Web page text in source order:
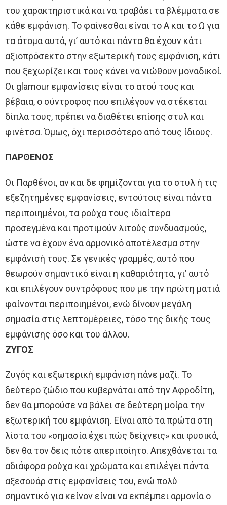
του χαρακτηριστικά και να τραβάει τα βλέμματα σε
κάθε εμφάνιση. Το φαίνεσθαι είναι το Α και το Ω για
τα άτομα αυτά, γι’ αυτό και πάντα θα έχουν κάτι
αξιοπρόσεκτο στην εξωτερική τους εμφάνιση, κάτι
που ξεχωρίζει και τους κάνει να νιώθουν μοναδικοί.
Οι glamour εμφανίσεις είναι το ατού τους και
βέβαια, ο σύντροφος που επιλέγουν να στέκεται
δίπλα τους, πρέπει να διαθέτει επίσης στυλ και
φινέτσα. Όμως, όχι περισσότερο από τους ίδιους.
ΠΑΡΘΕΝΟΣ
Οι Παρθένοι, αν και δε φημίζονται για το στυλ ή τις
εξεζητημένες εμφανίσεις, εντούτοις είναι πάντα
περιποιημένοι, τα ρούχα τους ιδιαίτερα
προσεγμένα και προτιμούν λιτούς συνδυασμούς,
ώστε να έχουν ένα αρμονικό αποτέλεσμα στην
εμφάνισή τους. Σε γενικές γραμμές, αυτό που
θεωρούν σημαντικό είναι η καθαριότητα, γι’ αυτό
και επιλέγουν συντρόφους που με την πρώτη ματιά
φαίνονται περιποιημένοι, ενώ δίνουν μεγάλη
σημασία στις λεπτομέρειες, τόσο της δικής τους
εμφάνισης όσο και του άλλου.
ΖΥΓΟΣ
Ζυγός και εξωτερική εμφάνιση πάνε μαζί. Το
δεύτερο ζώδιο που κυβερνάται από την Αφροδίτη,
δεν θα μπορούσε να βάλει σε δεύτερη μοίρα την
εξωτερική του εμφάνιση. Είναι από τα πρώτα στη
λίστα του «σημασία έχει πώς δείχνεις» και φυσικά,
δεν θα τον δεις πότε απεριποίητο. Απεχθάνεται τα
αδιάφορα ρούχα και χρώματα και επιλέγει πάντα
αξεσουάρ στις εμφανίσεις του, ενώ πολύ
σημαντικό για κείνον είναι να εκπέμπει αρμονία ο